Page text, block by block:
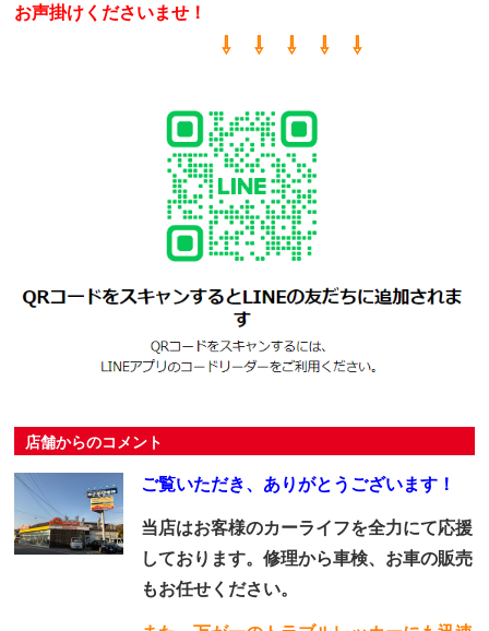
お声掛けくださいませ！
⇩ ⇩ ⇩ ⇩ ⇩
店舗からのコメント
ご覧いただき、ありがとうございます！
当店はお客様のカーライフを全力にて応援
しております。修理から車検、お車の販売
もお任せください。